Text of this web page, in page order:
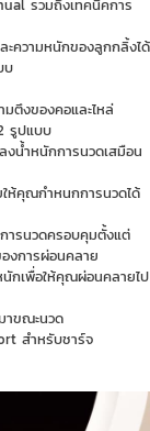
รวมถึงเทคนิคการ
ะความหนักของลูกกลิ้งได้
บ
ตึงของคอและไหล่
รูปแบบ
งน้ำหนักการนวดเสมือน
ห้คุณกำหนกการนวดได้
ารนวดครอบคุมตั้งแต่
งการผ่อนคลาย
กเพื่อให้คุณผ่อนคลายไป
าขณะนวด
สำหรับชาร์จ